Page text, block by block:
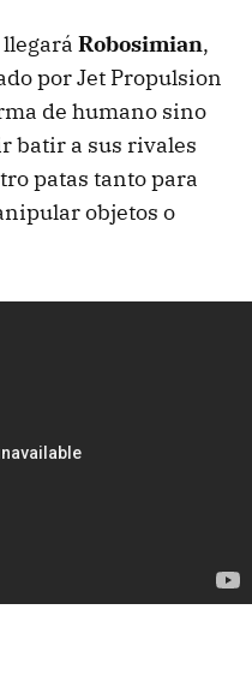
Robosimian,
por Jet Propulsion
de humano sino
batir a sus rivales
patas tanto para
objetos o